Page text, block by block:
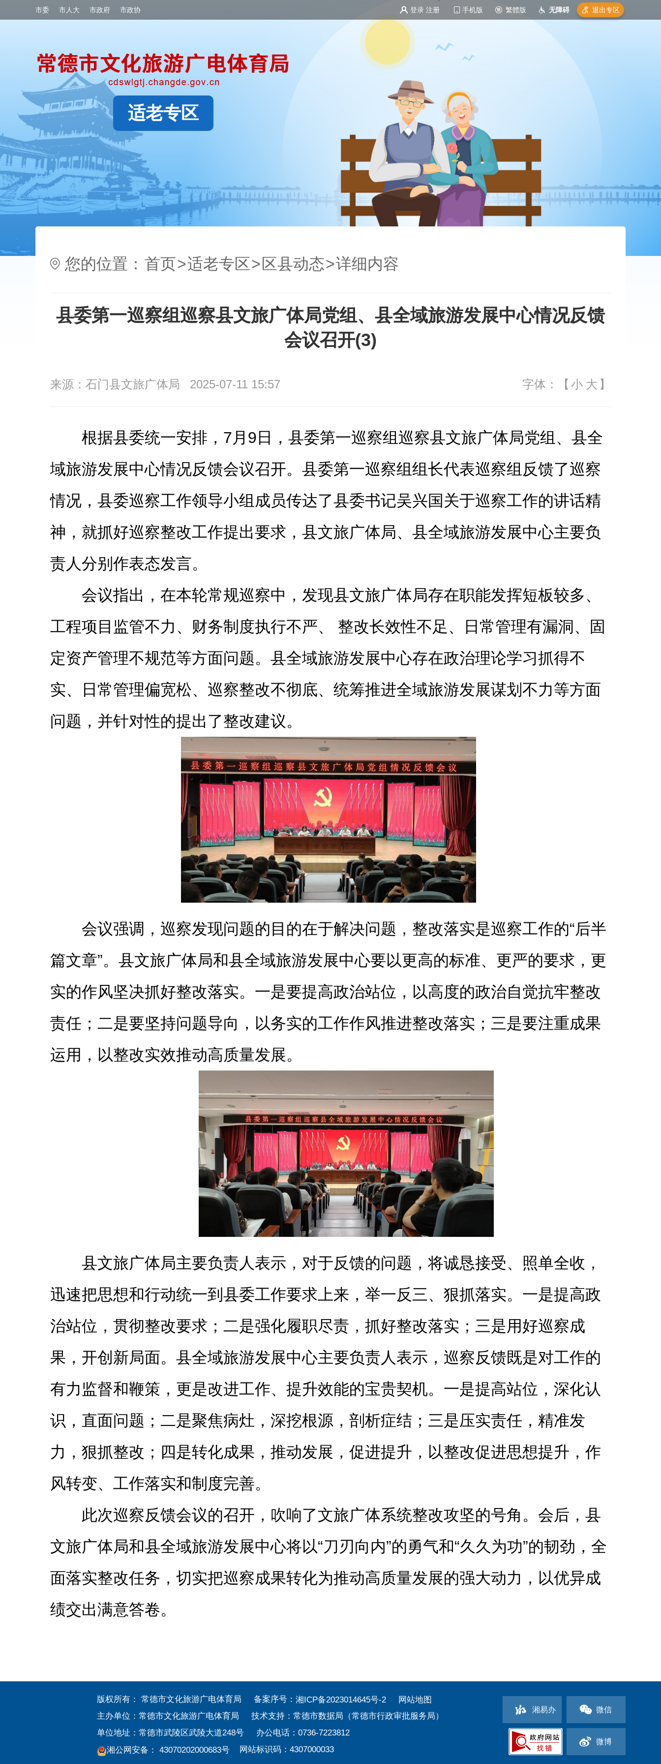
市委 市人大 市政府 市政协 登录 注册 手机版 繁體版 无障碍 退出专区
适老专区
您的位置： 首页>适老专区> 区县动态>详细内容
县委第一巡察组巡察县文旅广体局党组、县全域旅游发展中心情况反馈
会议召开(3)
来源：石门县文旅广体局 2025-07-11 15:57 字体：【 小 大 】
根据县委统一安排，7月9日，县委第一巡察组巡察县文旅广体局党组、县全
域旅游发展中心情况反馈会议召开。县委第一巡察组组长代表巡察组反馈了巡察
情况，县委巡察工作领导小组成员传达了县委书记吴兴国关于巡察工作的讲话精
神，就抓好巡察整改工作提出要求，县文旅广体局、县全域旅游发展中心主要负
责人分别作表态发言。
会议指出，在本轮常规巡察中，发现县文旅广体局存在职能发挥短板较多、
工程项目监管不力、财务制度执行不严、 整改长效性不足、日常管理有漏洞、固
定资产管理不规范等方面问题。县全域旅游发展中心存在政治理论学习抓得不
实、日常管理偏宽松、巡察整改不彻底、统筹推进全域旅游发展谋划不力等方面
问题，并针对性的提出了整改建议。
会议强调，巡察发现问题的目的在于解决问题，整改落实是巡察工作的“后半
篇文章”。县文旅广体局和县全域旅游发展中心要以更高的标准、更严的要求，更
实的作风坚决抓好整改落实。一是要提高政治站位，以高度的政治自觉抗牢整改
责任；二是要坚持问题导向，以务实的工作作风推进整改落实；三是要注重成果
运用，以整改实效推动高质量发展。
县文旅广体局主要负责人表示，对于反馈的问题，将诚恳接受、照单全收，
迅速把思想和行动统一到县委工作要求上来，举一反三、狠抓落实。一是提高政
治站位，贯彻整改要求；二是强化履职尽责，抓好整改落实；三是用好巡察成
果，开创新局面。县全域旅游发展中心主要负责人表示，巡察反馈既是对工作的
有力监督和鞭策，更是改进工作、提升效能的宝贵契机。一是提高站位，深化认
识，直面问题；二是聚焦病灶，深挖根源，剖析症结；三是压实责任，精准发
力，狠抓整改；四是转化成果，推动发展，促进提升，以整改促进思想提升，作
风转变、工作落实和制度完善。
此次巡察反馈会议的召开，吹响了文旅广体系统整改攻坚的号角。会后，县
文旅广体局和县全域旅游发展中心将以“刀刃向内”的勇气和“久久为功”的韧劲，全
面落实整改任务，切实把巡察成果转化为推动高质量发展的强大动力，以优异成
绩交出满意答卷。
版权所有： 常德市文化旅游广电体育局 备案序号： 湘ICP备2023014645号-2
网站地图
主办单位：常德市文化旅游广电体育局 技术支持：常德市数据局（常德市行政审批服务局）
单位地址：常德市武陵区武陵大道248号 办公电话：0736-7223812
湘公网安备： 43070202000683号 网站标识码：4307000033
微信
微博
湘易办